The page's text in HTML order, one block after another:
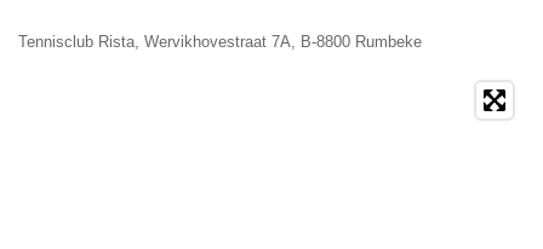
Tennisclub Rista, Wervikhovestraat 7A, B-8800 Rumbeke